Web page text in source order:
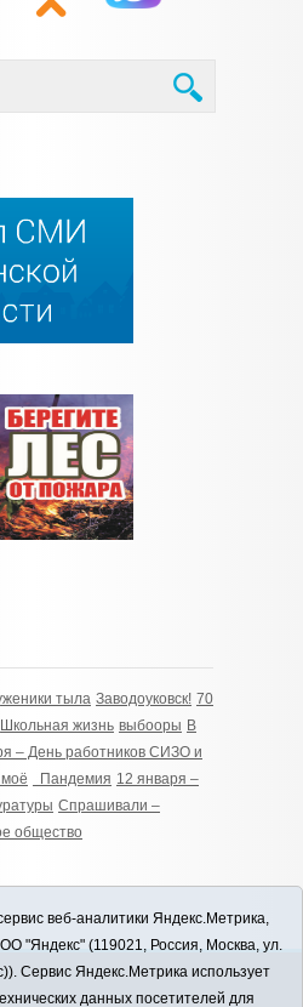
тыла Заводоуковск! 70
Школьная жизнь выбооры В
– День работников СИЗО и
­­ Пандемия 12 января –
Спрашивали –
общество
веб-аналитики Яндекс.Метрика,
"Яндекс" (119021, Россия, Москва, ул.
Сервис Яндекс.Метрика использует
данных посетителей для